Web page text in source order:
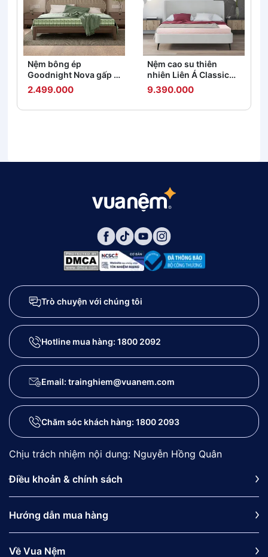
Nệm bông ép
Goodnight Nova gấp 3
dày 5/9cm
2.499.000
Nệm cao su thiên
nhiên Liên Á Classic
dày 5/10cm
9.390.000
Trò chuyện với chúng tôi
Hotline mua hàng: 1800 2092
Email: trainghiem@vuanem.com
Chăm sóc khách hàng: 1800 2093
Chịu trách nhiệm nội dung: Nguyễn Hồng Quân
Điều khoản & chính sách
Hướng dẫn mua hàng
Về Vua Nệm